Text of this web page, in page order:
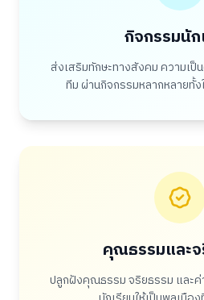
กิจกรรมนัก
ส่งเสริมทักษะทางสังคม ความเป็
ทีม ผ่านกิจกรรมหลากหลายทั้
คุณธรรมและ
ปลูกฝังคุณธรรม จริยธรรม และ